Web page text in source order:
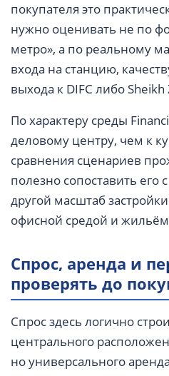
покупателя это
нужно оценивать не по
метро», а по реальному
входа на станцию,
выхода к DIFC либо Sheikh
По характеру среды
деловому центру, чем к
сравнения сценариев
полезно сопоставить его с
другой масштаб
офисной средой и
Спрос, аренда и
проверять до
Спрос здесь логично
центрального
но универсального